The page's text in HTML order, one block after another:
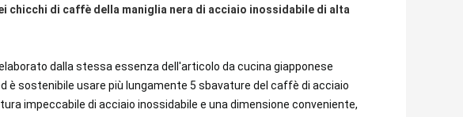
chicchi di caffè della maniglia nera di acciaio inossidabile di alta
dalla stessa essenza dell'articolo da cucina giapponese
è sostenibile usare più lungamente 5 sbavature del caffè di acciaio
impeccabile di acciaio inossidabile e una dimensione conveniente,